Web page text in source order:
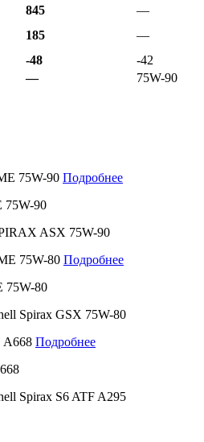
845
—
185
—
-48
-42
—
75W-90
Подробнее
75W-90
ASX 75W-90
Подробнее
75W-80
Spirax GSX 75W-80
Подробнее
Spirax S6 ATF A295